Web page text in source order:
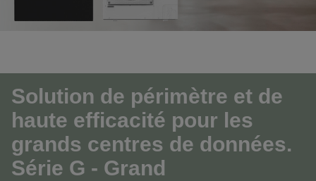
Solution de périmètre et de
haute efficacité pour les
grands centres de données.
Série G - Grand